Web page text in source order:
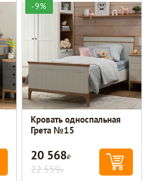
-9%
Кровать односпальная
Грета №15
20 568Р
22 559Р